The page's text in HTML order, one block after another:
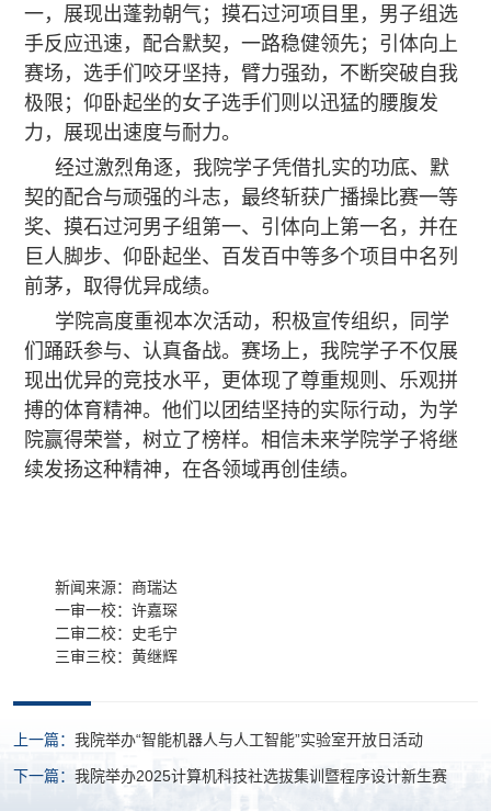
一，展现出蓬勃朝气；摸石过河项目里，男子组选
手反应迅速，配合默契，一路稳健领先；引体向上
赛场，选手们咬牙坚持，臂力强劲，不断突破自我
极限；仰卧起坐的女子选手们则以迅猛的腰腹发
力，展现出速度与耐力。
经过激烈角逐，我院学子凭借扎实的功底、默
契的配合与顽强的斗志，最终斩获广播操比赛一等
奖、摸石过河男子组第一、引体向上第一名，并在
巨人脚步、仰卧起坐、百发百中等多个项目中名列
前茅，取得优异成绩。
学院高度重视本次活动，积极宣传组织，同学
们踊跃参与、认真备战。赛场上，我院学子不仅展
现出优异的竞技水平，更体现了尊重规则、乐观拼
搏的体育精神。他们以团结坚持的实际行动，为学
院赢得荣誉，树立了榜样。相信未来学院学子将继
续发扬这种精神，在各领域再创佳绩。
新闻来源：商瑞达
一审一校：许嘉琛
二审二校：史毛宁
三审三校：黄继辉
上一篇： 我院举办“智能机器人与人工智能”实验室开放日活动
下一篇： 我院举办2025计算机科技社选拔集训暨程序设计新生赛